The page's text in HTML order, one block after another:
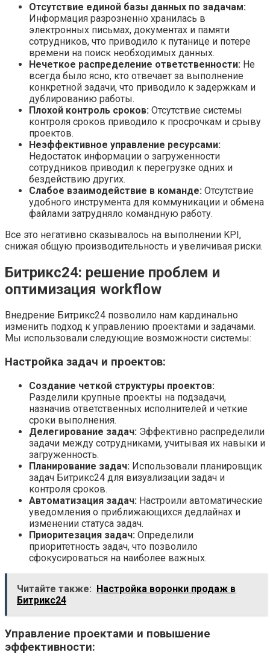
Отсутствие единой базы данных по задачам:
Информация разрозненно хранилась в
электронных письмах, документах и памяти
сотрудников, что приводило к путанице и потере
времени на поиск необходимых данных.
Нечеткое распределение ответственности: Не
всегда было ясно, кто отвечает за выполнение
конкретной задачи, что приводило к задержкам и
дублированию работы.
Плохой контроль сроков: Отсутствие системы
контроля сроков приводило к просрочкам и срыву
проектов.
Неэффективное управление ресурсами:
Недостаток информации о загруженности
сотрудников приводил к перегрузке одних и
бездействию других.
Слабое взаимодействие в команде: Отсутствие
удобного инструмента для коммуникации и обмена
файлами затрудняло командную работу.
Все это негативно сказывалось на выполнении KPI,
снижая общую производительность и увеличивая риски.
Битрикс24: решение проблем и
оптимизация workflow
Внедрение Битрикс24 позволило нам кардинально
изменить подход к управлению проектами и задачами.
Мы использовали следующие возможности системы:
Настройка задач и проектов:
Создание четкой структуры проектов:
Разделили крупные проекты на подзадачи,
назначив ответственных исполнителей и четкие
сроки выполнения.
Делегирование задач: Эффективно распределили
задачи между сотрудниками, учитывая их навыки и
загруженность.
Планирование задач: Использовали планировщик
задач Битрикс24 для визуализации задач и
контроля сроков.
Автоматизация задач: Настроили автоматические
уведомления о приближающихся дедлайнах и
изменении статуса задач.
Приоритезация задач: Определили
приоритетность задач, что позволило
сфокусироваться на наиболее важных.
Читайте также: Настройка воронки продаж в
Битрикс24
Управление проектами и повышение
эффективности: